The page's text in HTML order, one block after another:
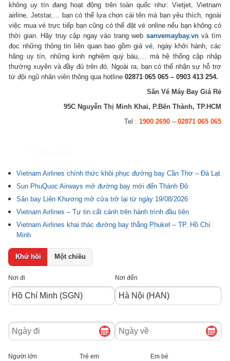
không uy tín đang hoạt động trên toàn quốc như: Vietjet, Vietnam
airline, Jetstar,… bạn có thể lựa chọn cái tên mà bạn yêu thích, ngoài
việc mua vé trực tiếp bạn cũng có thể đặt vé online nếu bạn không có
thời gian. Hãy truy cập ngay vào trang web sanvemaybay.vnvà tìm
đọc những thông tin liên quan bao gồm giá vé, ngày khởi hành, các
hãng uy tín, những kinh nghiệm quý báu,… mà hệ thống cập nhập
thường xuyên và đầy đủ trên đó. Ngoài ra, bạn có thể nhận sự hỗ trợ
từ đội ngũ nhân viên thông qua hotline02871 065 065 – 0903 413 254.
Săn Vé Máy Bay Giá Rẻ
95C Nguyễn Thị Minh Khai, P.Bến Thành, TP.HCM
Tel : 1900 2690– 02871 065 065
Vietnam Airlines chính thức khôi phục đường bay Cần Thơ – Đà Lạt
Sun PhuQuoc Airways mở đường bay mới đến Thành Đô
Sân bay Liên Khương mở cửa trở lại từ ngày 19/08/2026
Vietnam Airlines – Tự tin cất cánh trên hành trình đầu tiên
Vietnam Airlines khai thác đường bay thẳng Phuket – TP. Hồ Chí
Minh
Khứ hồi Một chiều
Nơi đi Nơi đến
Ngày
đi
Ngày
về
Người lớn Trẻ em Em bé